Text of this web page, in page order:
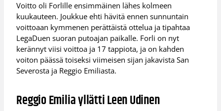
Voitto oli Forlille ensimmäinen lähes kolmeen
kuukauteen. Joukkue ehti hävitä ennen sunnuntain
voittoaan kymmenen perättäistä ottelua ja tipahtaa
LegaDuen suoran putoajan paikalle. Forli on nyt
kerännyt viisi voittoa ja 17 tappiota, ja on kahden
voiton päässä toiseksi viimeisen sijan jakavista San
Severosta ja Reggio Emiliasta.
Reggio Emilia yllätti Leen Udinen